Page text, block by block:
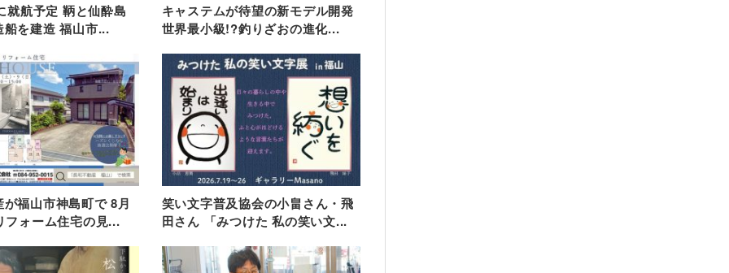
就航予定 鞆と仙酔島
船を建造 福山市...
キャステムが待望の新モデル開発
世界最小級!?釣りざおの進化...
福山市神島町で 8月
フォーム住宅の見...
笑い文字普及協会の小畠さん・飛
田さん 「みつけた 私の笑い文...